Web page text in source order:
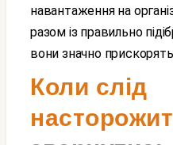
навантаження на
разом із правильно
вони значно
Коли слід